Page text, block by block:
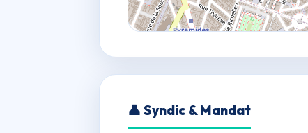
👤 Syndic & Mandat